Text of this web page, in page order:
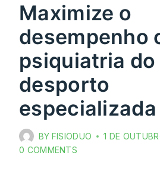
maximize o
desempenho
psiquiatria do
desporto
especializada
BY FISIODUO
1 DE
0 COMMENTS